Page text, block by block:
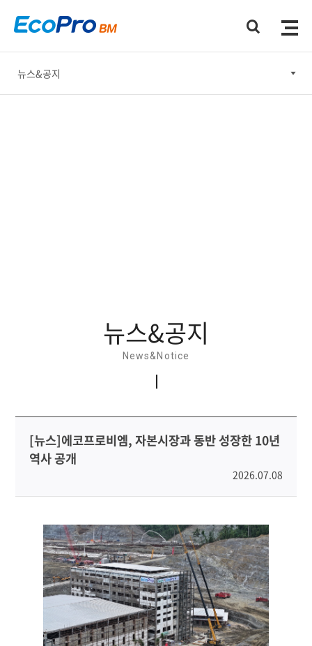
뉴스&공지
뉴스&공지
News&Notice
[뉴스]에코프로비엠, 자본시장과 동반 성장한 10년
역사 공개
2026.07.08